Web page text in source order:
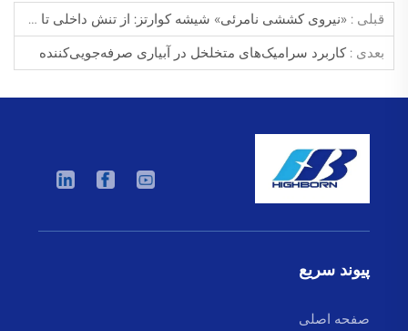
قبلی : «نیروی کششی نامرئی» شیشه کوارتز: از تنش داخلی تا ساختار و عملکرد
بعدی : کاربرد سرامیک‌های متخلخل در آبیاری صرفه‌جویی‌کننده
پیوند سریع
صفحه اصلی